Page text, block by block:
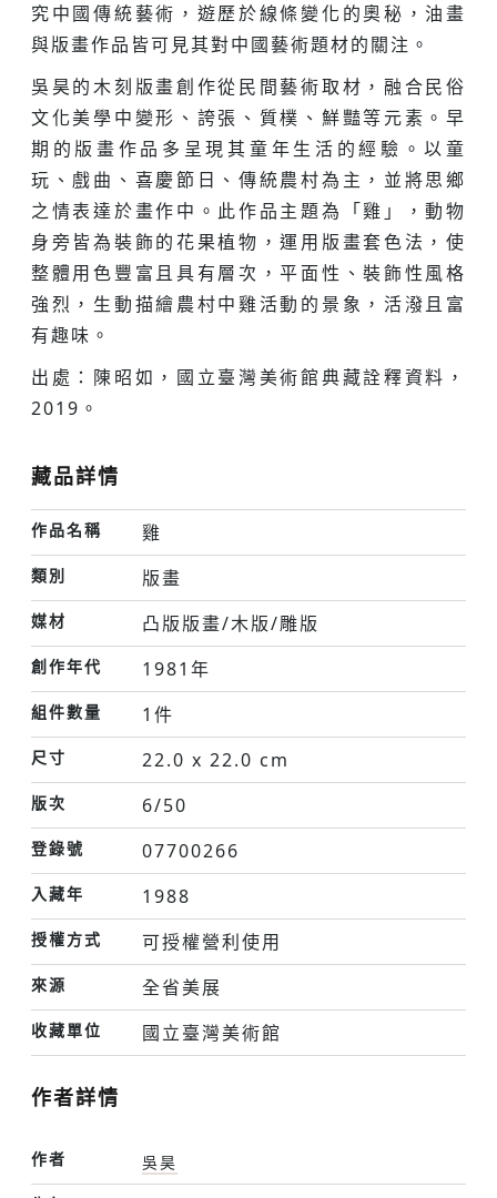
究中國傳統藝術，遊歷於線條變化的奧秘，油畫
與版畫作品皆可見其對中國藝術題材的關注。
吳昊的木刻版畫創作從民間藝術取材，融合民俗
文化美學中變形、誇張、質樸、鮮豔等元素。早
期的版畫作品多呈現其童年生活的經驗。以童
玩、戲曲、喜慶節日、傳統農村為主，並將思鄉
之情表達於畫作中。此作品主題為「雞」，動物
身旁皆為裝飾的花果植物，運用版畫套色法，使
整體用色豐富且具有層次，平面性、裝飾性風格
強烈，生動描繪農村中雞活動的景象，活潑且富
有趣味。
出處：陳昭如，國立臺灣美術館典藏詮釋資料，
2019。
藏品詳情
作品名稱 雞
類別 版畫
媒材 凸版版畫/木版/雕版
創作年代 1981年
組件數量 1件
尺寸 22.0 x 22.0 cm
版次 6/50
登錄號 07700266
入藏年 1988
授權方式 可授權營利使用
來源 全省美展
收藏單位 國立臺灣美術館
作者詳情
作者
吳昊